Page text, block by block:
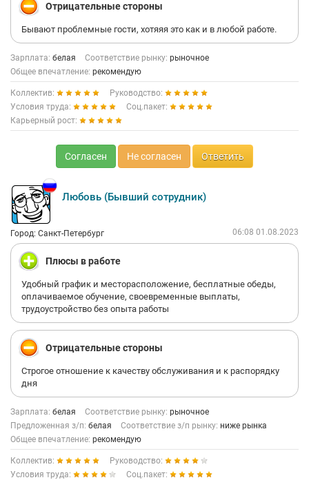
Отрицательные стороны
Бывают проблемные гости, хотяяя это как и в любой работе.
Зарплата: белая Соответствие рынку: рыночное
Общее впечатление: рекомендую
Коллектив:
Руководство:
Условия труда:
Соц.пакет:
Карьерный рост:
Согласен Не согласен Ответить
Любовь (Бывший сотрудник)
Город: Санкт-Петербург 06:08 01.08.2023
Плюсы в работе
Удобный график и месторасположение, бесплатные обеды,
оплачиваемое обучение, своевременные выплаты,
трудоустройство без опыта работы
Отрицательные стороны
Строгое отношение к качеству обслуживания и к распорядку
дня
Зарплата: белая Соответствие рынку: рыночное
Предложенная з/п: белая Соответствие з/п рынку: ниже рынка
Общее впечатление: рекомендую
Коллектив:
Руководство:
Условия труда:
Соц.пакет: